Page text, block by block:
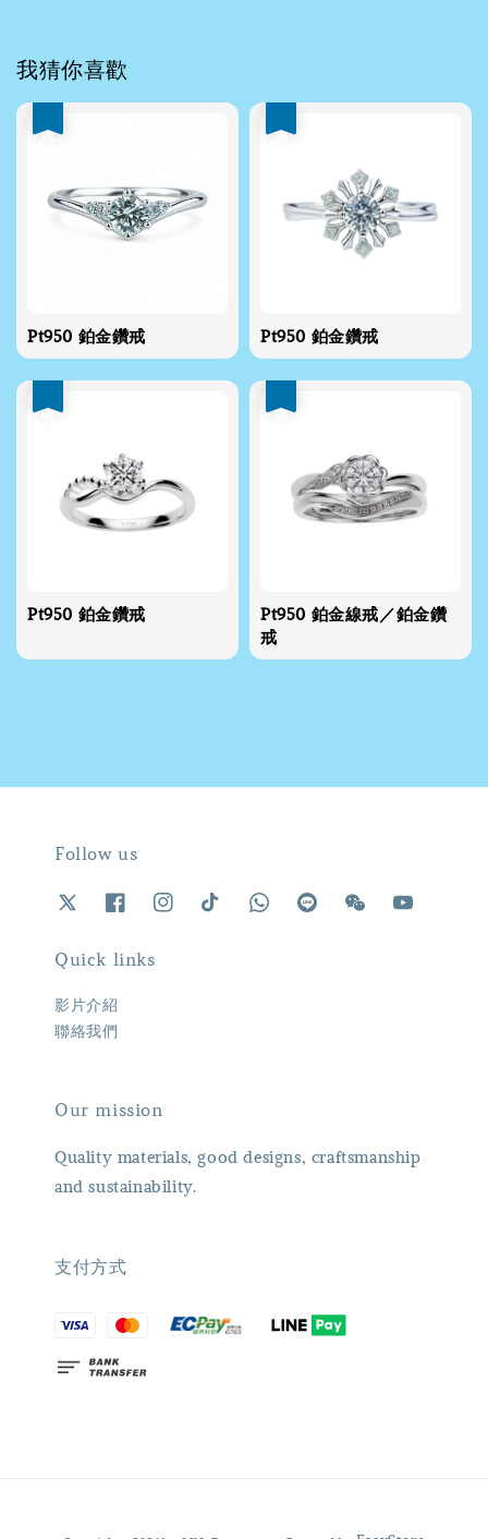
我猜你喜歡
Pt950 鉑金鑽戒 Pt950 鉑金鑽戒
Pt950 鉑金鑽戒
Pt950 鉑金線戒／鉑金鑽
戒
Follow us
Quick links
影片介紹
聯絡我們
Our mission
Quality materials, good designs, craftsmanship
and sustainability.
支付方式